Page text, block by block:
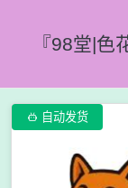
『98堂|色
 自动发货